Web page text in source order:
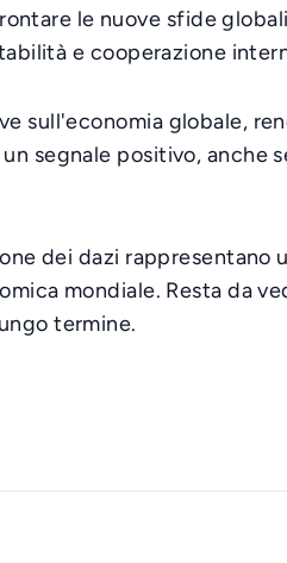
le nuove sfide
e cooperazione
sull'economia globale,
segnale positivo,
dei dazi
mondiale. Resta da
termine.